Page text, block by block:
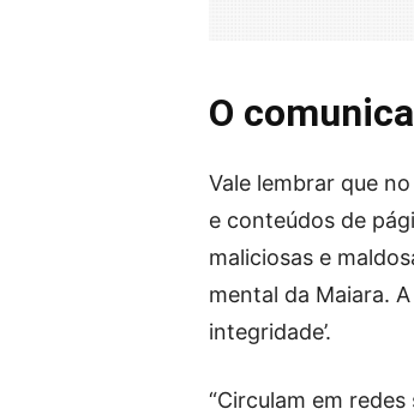
O
Vale lembrar que
e conteúdos de
maliciosas e
mental da Maiara.
integridade’.
“Circulam em